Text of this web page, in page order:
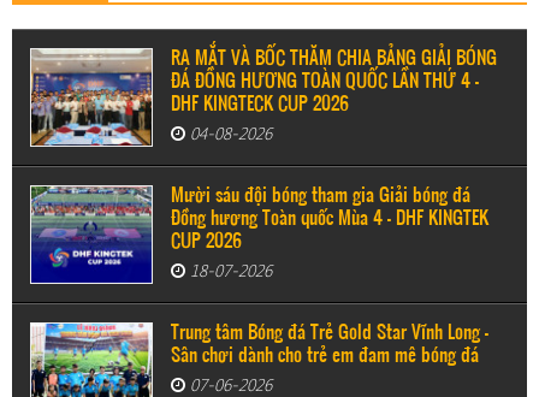
RA MẮT VÀ BỐC THĂM CHIA BẢNG GIẢI BÓNG
ĐÁ ĐỒNG HƯƠNG TOÀN QUỐC LẦN THỨ 4 –
DHF KINGTECK CUP 2026
04-08-2026
Mười sáu đội bóng tham gia Giải bóng đá
Đồng hương Toàn quốc Mùa 4 - DHF KINGTEK
CUP 2026
18-07-2026
Trung tâm Bóng đá Trẻ Gold Star Vĩnh Long -
Sân chơi dành cho trẻ em đam mê bóng đá
07-06-2026